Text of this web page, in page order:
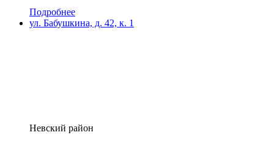
Подробнее
ул. Бабушкина, д. 42, к. 1
Невский район